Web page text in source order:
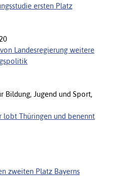
ersten Platz
Landesregierung weitere
Bildung, Jugend und Sport,
lobt Thüringen und benennt
zweiten Platz Bayerns